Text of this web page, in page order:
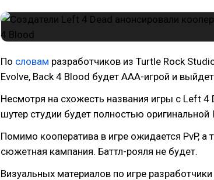
По словам разработчиков из Turtle Rock
Evolve, Back 4 Blood будет ААА-игрой и
Несмотря на схожесть названия игры с Left 4
шутер студии будет полностью оригинальной
Помимо кооператива в игре ожидается PvP, а
сюжетная кампания. Баттл-рояля не будет.
Визуальных материалов по игре